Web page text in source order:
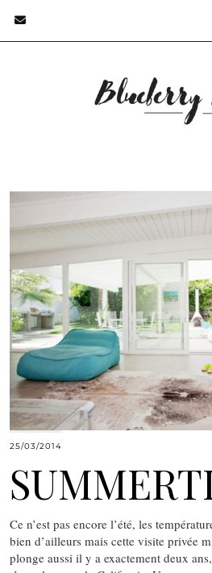
25/03/2014
Ce n’est pas encore l’été, les
bien d’ailleurs mais cette visite privée
plonge aussi il y a exactement deux